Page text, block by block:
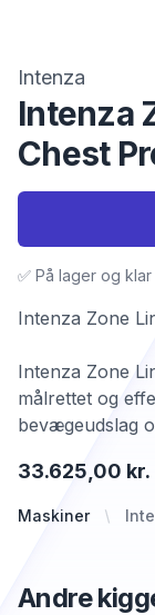
Intenza
Intenza
Chest
Maskiner
33.625,00 kr.
Intenza Zone
Intenza Zone
målrettet og
bevægeudslag
✅ På lager og
Andre